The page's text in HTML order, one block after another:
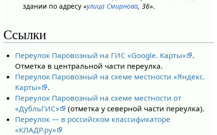
здании по адресу «улица Смирнова, 36».
Ссылки
Переулок Паровозный на ГИС «Google. Карты»
.
Отметка в центральной части переулка.
Переулок Паровозный на схеме местности «Яндекс.
Карты»
.
Переулок Паровозный на схеме местности от
«ДубльГИС»
(отметка у северной части переулка).
Переулок — в российском классификаторе
«КЛАДР.ру»